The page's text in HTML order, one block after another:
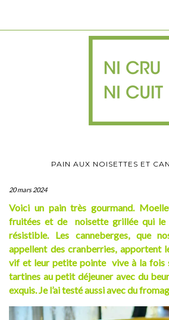
PAIN AUX NOISETTES ET
20 mars 2024
Voici un pain très gourmand.
fruitées et de noisette grillée qui le
résistible. Les canneberges, que
appellent des cranberries, apportent
vif et leur petite pointe vive à la fois
tartines au petit déjeuner avec du
exquis. Je l’ai testé aussi avec du